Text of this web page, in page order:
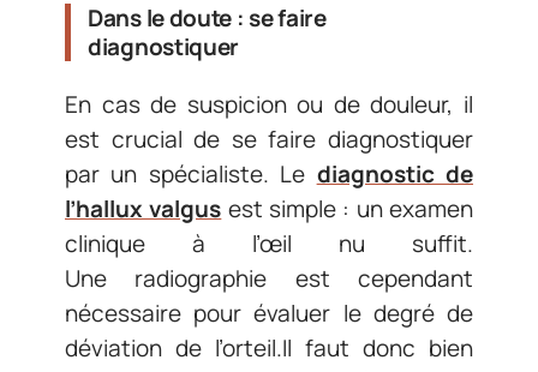
Dans le doute : se faire
diagnostiquer
En cas de suspicion ou de douleur, il
est crucial de se faire diagnostiquer
par un spécialiste. Le diagnostic de
l’hallux valgus est simple : un examen
clinique à l’œil nu suffit.
Une radiographie est cependant
nécessaire pour évaluer le degré de
déviation de l’orteil.Il faut donc bien